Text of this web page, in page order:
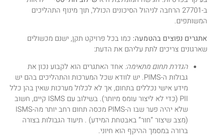
ב-27701 הרחבה לניהול הסיכונים הכולל, תוך מינוף התהליכים
המשותפים.
אתגרים נפוצים בהטמעה: כמו בכל פרויקט תקן, ישנם מכשולים
שארגונים צריכים לתת עליהם את הדעת:
הגדרת תחום מתאימה: אחד האתגרים הוא לקבוע נכון את
גבולות ה-PIMS. יש לוודא שכל המערכות והתהליכים בהם יש
מידע אישי נכללים בתחום, אך לא לכלול מערכות שאין בהן כלל
PII (כדי לא ליצור עומס מיותר). בשילוב עם ISMS קיים, חשוב
שלא יהיה פער שבו ה-PIMS מכסה תחום רחב יותר מה-ISMS
(מצב שיצור “חור” באבטחת המידע) . תיעוד הגבולות בצורה
ברורה במסמך ההיקף הוא חיוני.